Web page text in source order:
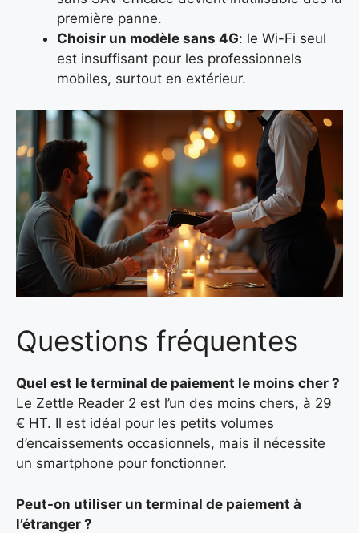
première panne.
Choisir un modèle sans 4G: le Wi-Fi seul
est insuffisant pour les professionnels
mobiles, surtout en extérieur.
Questions fréquentes
Quel est le terminal de paiement le moins cher ?
Le Zettle Reader 2 est l’un des moins chers, à 29
€ HT. Il est idéal pour les petits volumes
d’encaissements occasionnels, mais il nécessite
un smartphone pour fonctionner.
Peut-on utiliser un terminal de paiement à
l’étranger ?